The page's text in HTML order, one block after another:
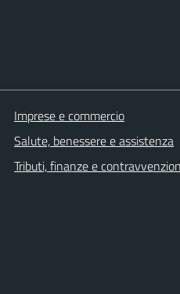
Imprese e commercio
Salute, benessere e assistenza
Tributi, finanze e